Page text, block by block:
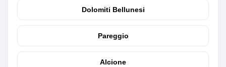
Dolomiti Bellunesi
Pareggio
Alcione